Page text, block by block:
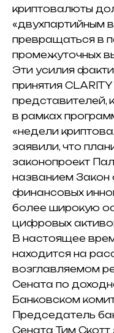
криптовалюты
«двухпартийным
превращаться в
промежуточных
Эти усилия
принятия
представителей,
в рамках
«недели
заявили, что
законопроект
названием Закон
финансовых
более широкую
цифровых
В настоящее
находится на
возглавляемом
Сената по
Банковском
Председатель
Сената Тим Скотт